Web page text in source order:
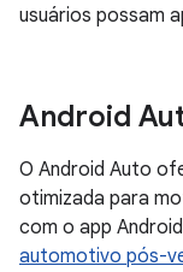
usuários possam
Android
O Android Auto
otimizada para
com o app
automotivo pós-